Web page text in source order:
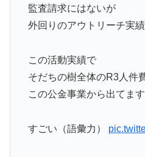
監査請求にはないが
外回りのアウトリーチ実
この活動実績で
そだちの樹全体のR3人件
この公金事業から出てます
すごい（語彙力）